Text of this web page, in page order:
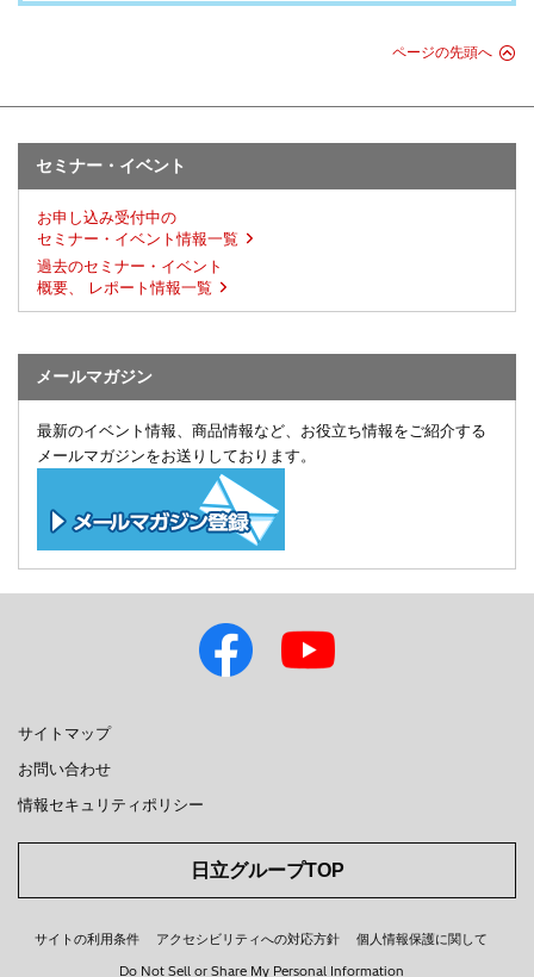
ページの先頭へ
セミナー・イベント
お申し込み受付中の
セミナー・イベント情報一覧
過去のセミナー・イベント
概要、 レポート情報一覧
メールマガジン
最新のイベント情報、商品情報など、お役立ち情報をご紹介する
メールマガジンをお送りしております。
サイトマップ
お問い合わせ
情報セキュリティポリシー
日立グループTOP
サイトの利用条件 アクセシビリティへの対応方針 個人情報保護に関して
Do Not Sell or Share My Personal Information